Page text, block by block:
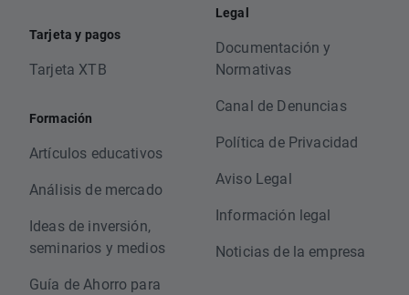
Tarjeta y pagos
Tarjeta XTB
Formación
Artículos educativos
Análisis de mercado
Ideas de inversión,
seminarios y medios
Guía de Ahorro para
Legal
Documentación y
Normativas
Canal de Denuncias
Política de Privacidad
Aviso Legal
Información legal
Noticias de la empresa